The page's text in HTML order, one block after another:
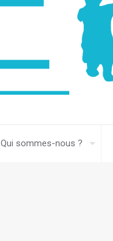
Qui sommes-nous ?